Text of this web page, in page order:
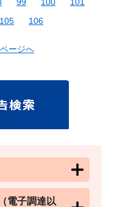
105 106
ージへ
電子調達以